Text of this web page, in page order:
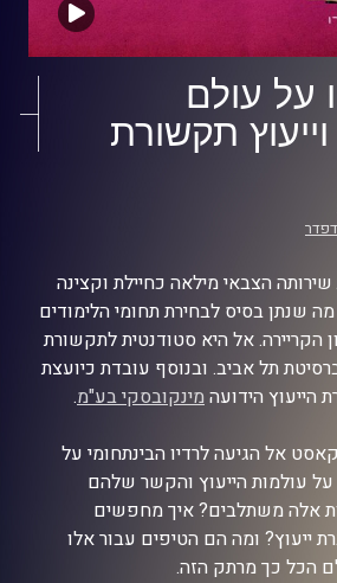
על עולם
תקשורת
את שירותה הצבאי מילאה כחיילת וקצינה
שנתן בסיס לבחירת תחומי הלימודים
הקריירה. אל היא סטודנטית לתקשורת
תל אביב. ובנוסף עובדת כיועצת
הייעוץ הידועהמינקובסקי בע"מ.
אל הגיעה לרדיו הבינתחומי על
עולמות הייעוץ והקשר שלהם
אלה משתלבים? איך מחפשים
ייעוץ? ומה הם הטיפים עבור אלו
הכל כך מרתק הזה.